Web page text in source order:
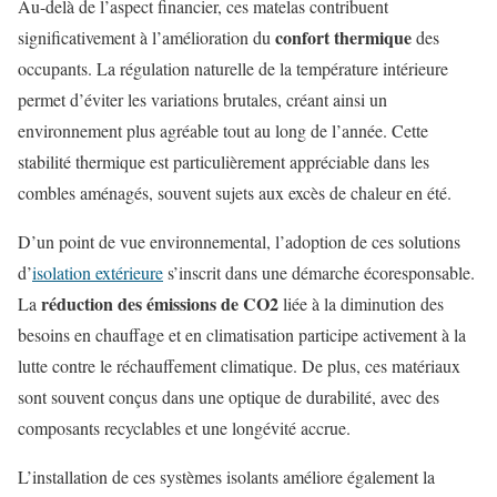
Au-delà de l’aspect financier, ces matelas contribuent
significativement à l’amélioration du confort thermiquedes
occupants. La régulation naturelle de la température intérieure
permet d’éviter les variations brutales, créant ainsi un
environnement plus agréable tout au long de l’année. Cette
stabilité thermique est particulièrement appréciable dans les
combles aménagés, souvent sujets aux excès de chaleur en été.
D’un point de vue environnemental, l’adoption de ces solutions
d’isolation extérieures’inscrit dans une démarche écoresponsable.
La réduction des émissions de CO2liée à la diminution des
besoins en chauffage et en climatisation participe activement à la
lutte contre le réchauffement climatique. De plus, ces matériaux
sont souvent conçus dans une optique de durabilité, avec des
composants recyclables et une longévité accrue.
L’installation de ces systèmes isolants améliore également la